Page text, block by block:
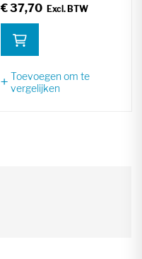
€ 37,70
Toevoegen om te
vergelijken